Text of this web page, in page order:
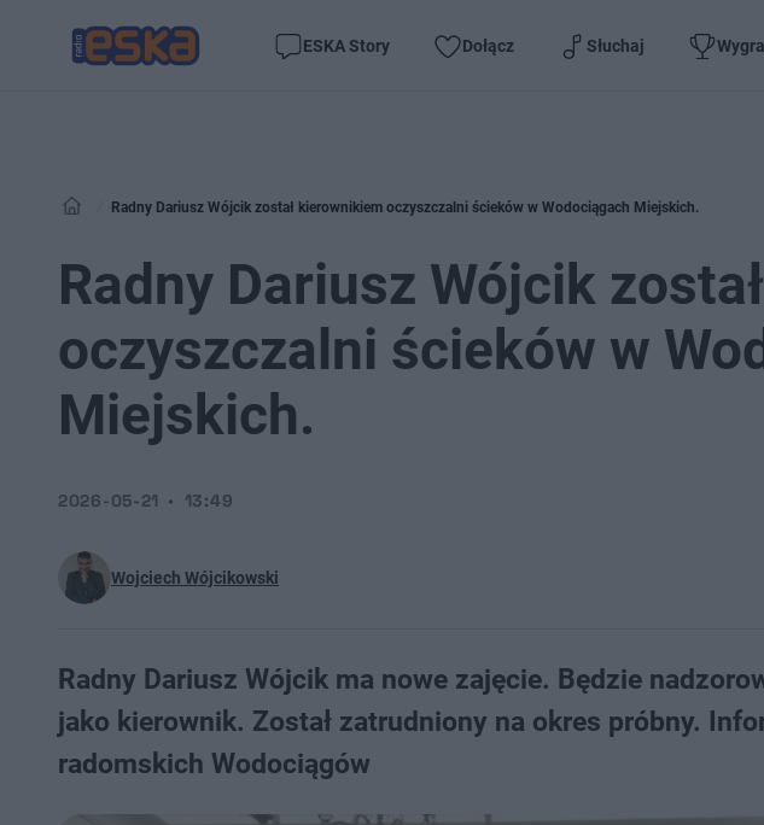
ESKA Story Dołącz Słuchaj
Radny Dariusz Wójcik został kierownikiem oczyszczalni ścieków w Wodociągach Miejskich.
Radny Dariusz Wójcik
oczyszczalni ścieków w
Miejskich.
Wojciech Wójcikowski
2026-05-21 13:49
Radny Dariusz Wójcik ma nowe zajęcie. Będzie
jako kierownik. Został zatrudniony na okres próbny.
radomskich Wodociągów